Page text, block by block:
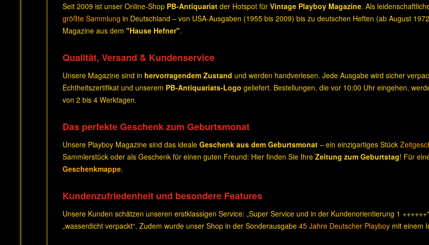
Seit 2009 ist unser Online-Shop PB-Antiquariat der Hotspot für Vintage Playboy Magazine. Als
größte Sammlung in Deutschland – von USA-Ausgaben (1955 bis 2009) bis zu deutschen Heften (ab August
Magazine aus dem "Hause Hefner".
Qualität, Versand & Kundenservice
Unsere Magazine sind in hervorragendem Zustand und werden handverlesen. Jede Ausgabe wird sicher
Echtheitszertifikat und unserem PB-Antiquariats-Logo geliefert. Bestellungen, die vor 10:00 Uhr eingehen,
von 2 bis 4 Werktagen.
Das perfekte Geschenk zum Geburtsmonat
Unsere Playboy Magazine sind das ideale Geschenk aus dem Geburtsmonat – ein einzigartiges Stück
Sammlerstück oder als Geschenk für einen guten Freund: Hier finden Sie Ihre Zeitung zum Geburtstag! Für
Geschenkmappe.
Kundenzufriedenheit und besondere Features
Unsere Kunden schätzen unseren erstklassigen Service: „Super Service und in der Kundenorientierung 1
„wasserdicht verpackt“. Zudem wurde unser Shop in der Sonderausgabe 45 Jahre Deutscher Playboy mit einem